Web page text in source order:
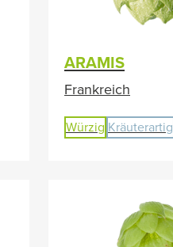
ARAMIS
Frankreich
Würzig Kräuterartig